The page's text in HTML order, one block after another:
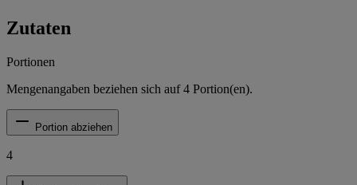
Zutaten
Portionen
Mengenangaben beziehen sich auf4 Portion(en).
Portion abziehen
4